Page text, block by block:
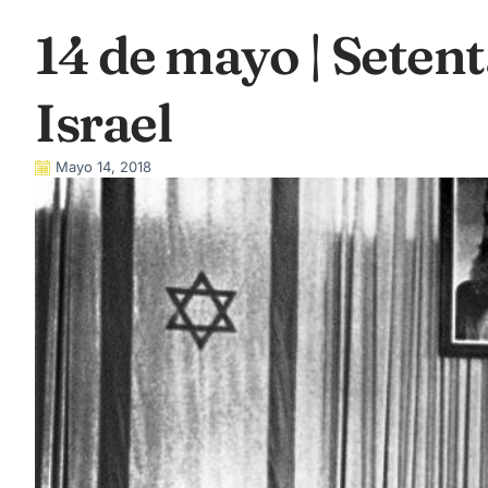
14 de mayo |
Israel
Mayo 14, 2018